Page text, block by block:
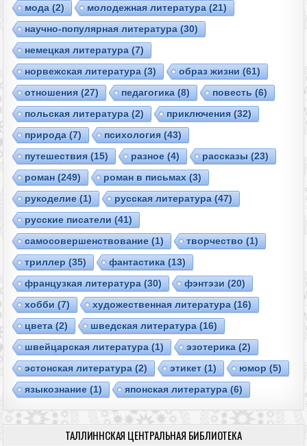
мода (2) молодежная литература (21)
научно-популярная литература (30)
немецкая литература (7)
норвежская литература (3) образ жизни (61)
отношения (27) педагогика (8) повесть (6)
польская литература (2) приключения (32)
природа (7) психология (43)
путешествия (15) разное (4) рассказы (23)
роман (249) роман в письмах (3)
рукоделие (1) русская литература (47)
русские писатели (41)
самосовершенствование (1) творчество (1)
триллер (35) фантастика (13)
французкая литература (30) фэнтэзи (20)
хобби (7) художественная литература (16)
цвета (2) шведская литература (16)
швейцарская литература (1) эзотерика (2)
эстонская литература (2) этикет(1) юмор (5)
языкознание (1) японская литература (6)
ТАЛЛИННСКАЯ ЦЕНТРАЛЬНАЯ БИБЛИОТЕКА